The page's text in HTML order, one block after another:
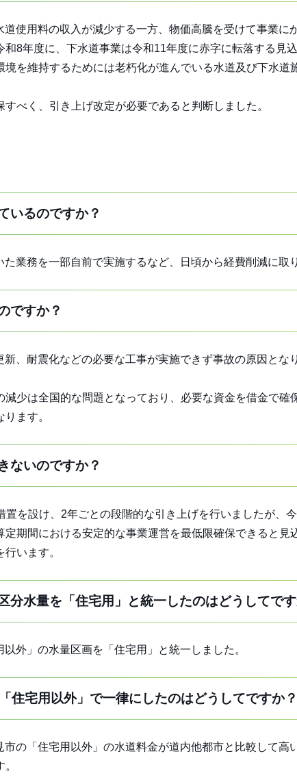
使用料の収入が減少する一方、物価高騰を受けて事業に
8年度に、下水道事業は令和11年度に赤字に転落する見
を維持するためには老朽化が進んでいる水道及び下水道
べく、引き上げ改定が必要であると判断しました。
いるのですか？
業務を一部自前で実施するなど、日頃から経費削減に取
ですか？
、耐震化などの必要な工事が実施できず事故の原因とな
少は全国的な問題となっており、必要な資金を借金で確
ます。
ないのですか？
を設け、2年ごとの段階的な引き上げを行いましたが、
期間における安定的な事業運営を最低限確保できると見
います。
分水量を「住宅用」と統一したのはどうしてです
外」の水量区画を「住宅用」と統一しました。
住宅用以外」で一律にしたのはどうしてですか？
の「住宅用以外」の水道料金が道内他都市と比較して高